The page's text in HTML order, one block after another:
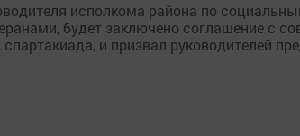
исполкома района по
будет заключено соглашение с
и призвал руководителей